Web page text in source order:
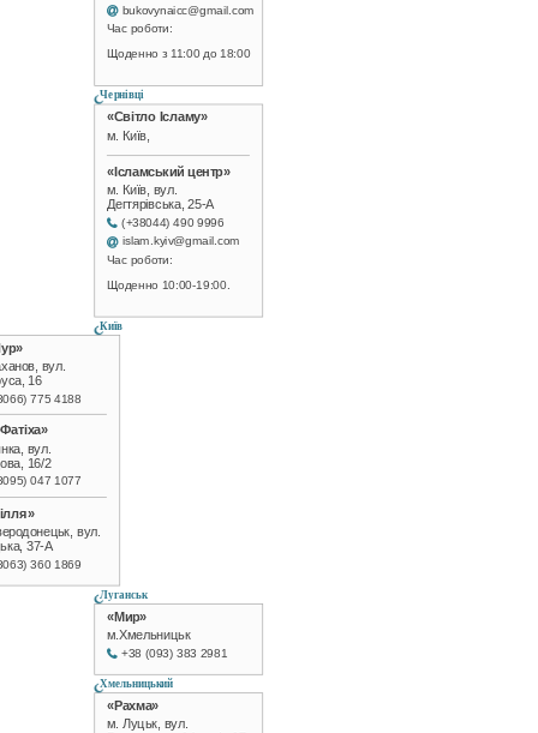
bukovynaicc@gmail.com
Час роботи:
Щоденно з 11:00 до 18:00
Чернівці
«Світло Ісламу»
м. Київ,
«Ісламський центр»
м. Київ, вул.
Дегтярівська, 25-А
(+38044) 490 9996
islam.kyiv@gmail.com
Час роботи:
Щоденно 10:00-19:00.
Київ
вул.
16
775 4188
вул.
16/2
047 1077
вул.
37-А
360 1869
Луганськ
«Мир»
м.Хмельницьк
+38 (093) 383 2981
Хмельницький
«Рахма»
м. Луцьк, вул.